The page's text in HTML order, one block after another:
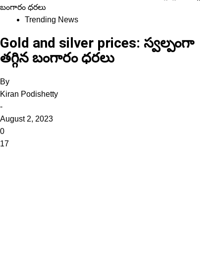
బంగారం ధరలు
Trending News
Gold and silver prices: స్వల్పంగా
తగ్గిన బంగారం ధరలు
By
Kiran Podishetty
-
August 2, 2023
0
17